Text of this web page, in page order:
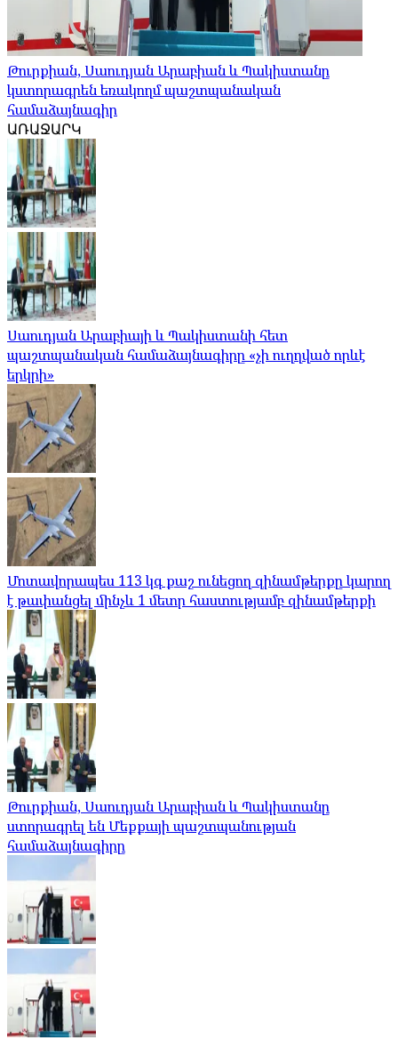
Թուրքիան, Սաուդյան Արաբիան և Պակիստանը
կստորագրեն եռակողմ պաշտպանական
համաձայնագիր
ԱՌԱՋԱՐԿ
Սաուդյան Արաբիայի և Պակիստանի հետ
պաշտպանական համաձայնագիրը «չի ուղղված որևէ
երկրի»
Մոտավորապես 113 կգ քաշ ունեցող զինամթերքը կարող
է թափանցել մինչև 1 մետր հաստությամբ զինամթերքի
Թուրքիան, Սաուդյան Արաբիան և Պակիստանը
ստորագրել են Մեքքայի պաշտպանության
համաձայնագիրը